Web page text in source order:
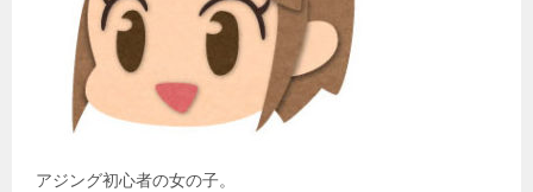
アジング初心者の女の子。